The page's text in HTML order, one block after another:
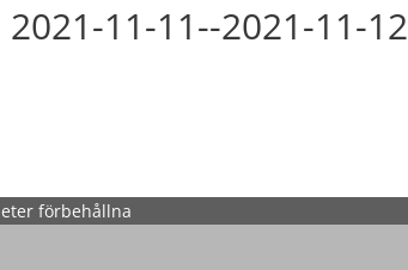
11-11--2021-11-12
förbehållna